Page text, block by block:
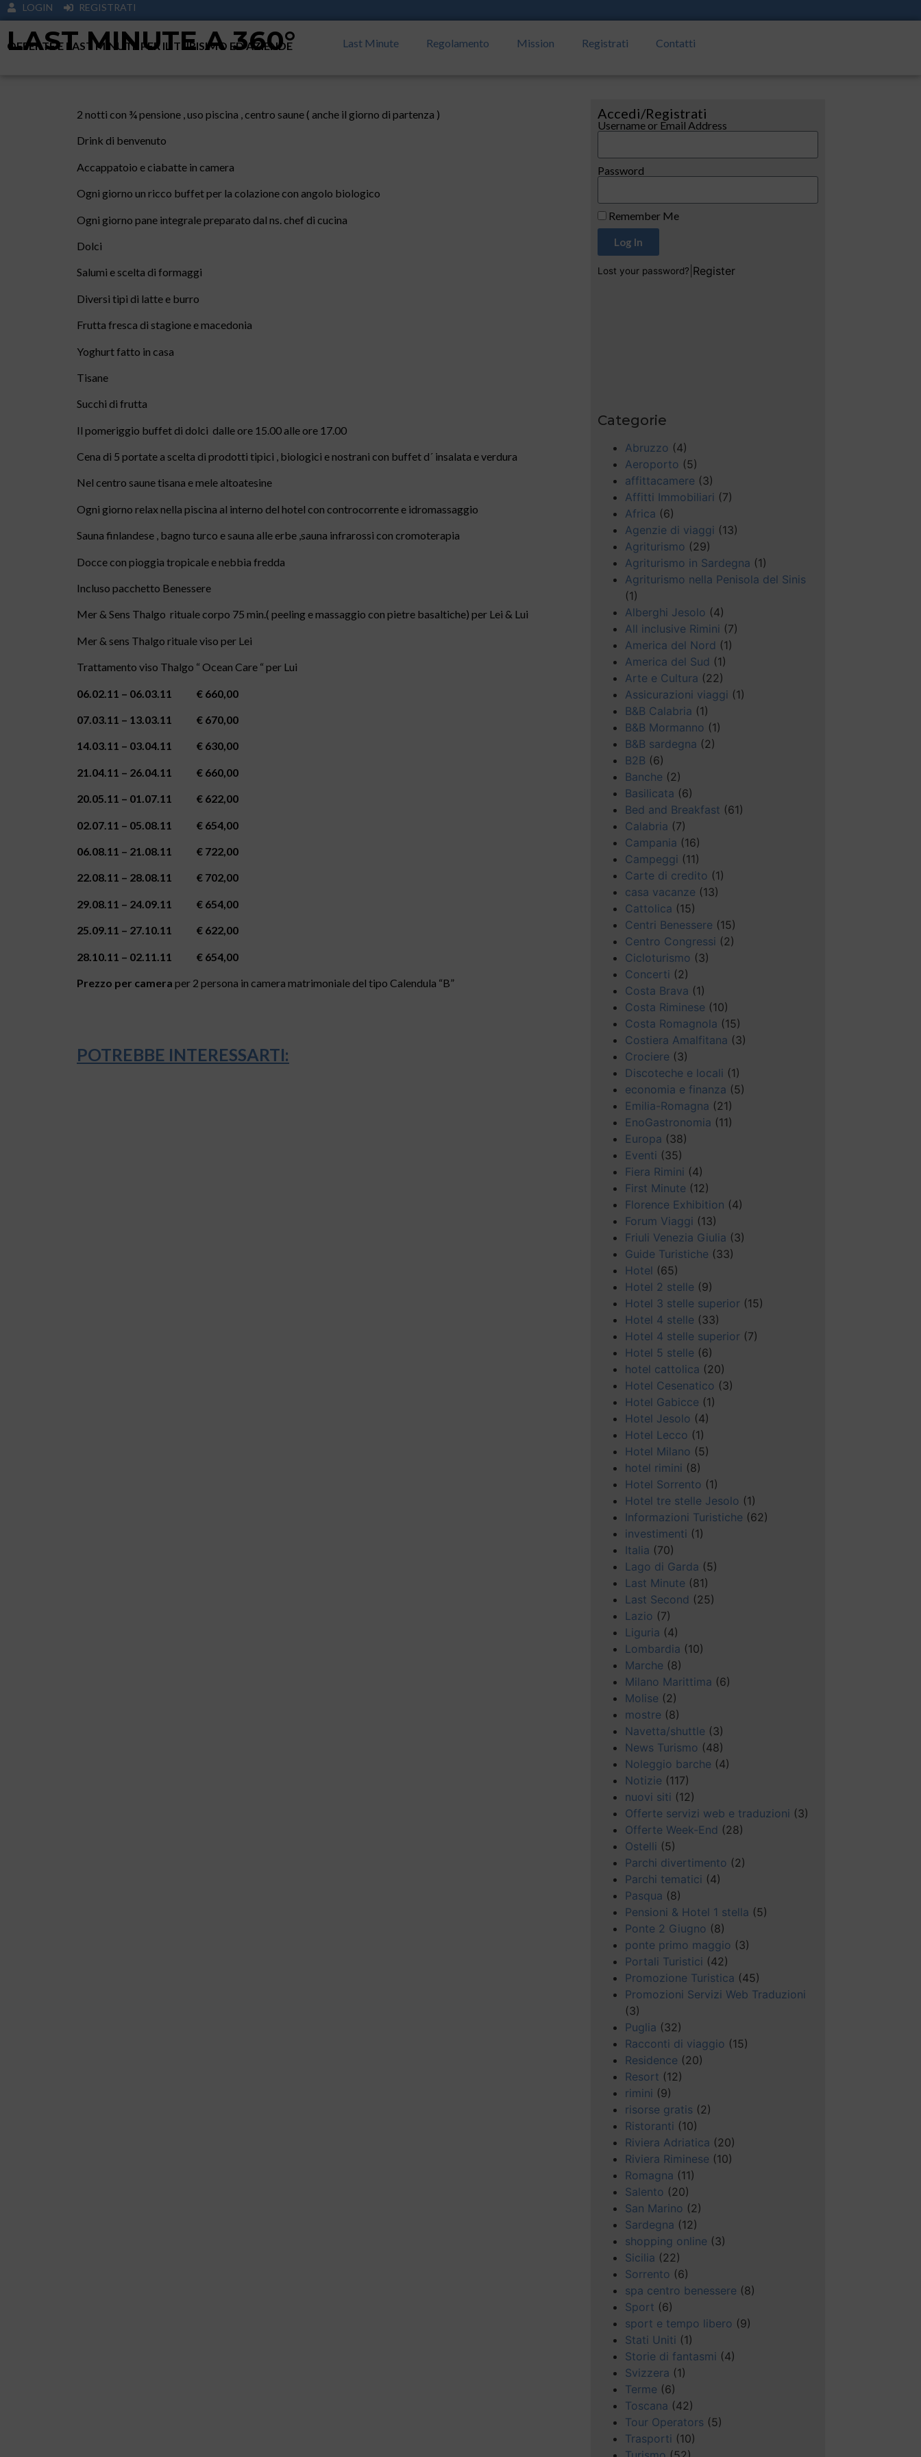
LOGIN REGISTRATI
LAST MINUTE A 360°
OFFERTE E LAST MINUTE PER IL TURISIMO ED AZIENDE Last Minute Regolamento Mission Registrati Contatti
2 notti con ¾ pensione , uso piscina , centro saune ( anche il giorno di partenza )
Drink di benvenuto
Accappatoio e ciabatte in camera
Ogni giorno un ricco buffet per la colazione con angolo biologico
Ogni giorno pane integrale preparato dal ns. chef di cucina
Dolci
Salumi e scelta di formaggi
Diversi tipi di latte e burro
Frutta fresca di stagione e macedonia
Yoghurt fatto in casa
Tisane
Succhi di frutta
Il pomeriggio buffet di dolci dalle ore 15.00 alle ore 17.00
Cena di 5 portate a scelta di prodotti tipici , biologici e nostrani con buffet d´ insalata e verdura
Nel centro saune tisana e mele altoatesine
Ogni giorno relax nella piscina al interno del hotel con controcorrente e idromassaggio
Sauna finlandese , bagno turco e sauna alle erbe ,sauna infrarossi con cromoterapia
Docce con pioggia tropicale e nebbia fredda
Incluso pacchetto Benessere
Mer & Sens Thalgo rituale corpo 75 min.( peeling e massaggio con pietre basaltiche) per Lei & Lui
Mer & sens Thalgo rituale viso per Lei
Trattamento viso Thalgo “ Ocean Care “ per Lui
06.02.11 – 06.03.11 € 660,00
07.03.11 – 13.03.11 € 670,00
14.03.11 – 03.04.11 € 630,00
21.04.11 – 26.04.11 € 660,00
20.05.11 – 01.07.11 € 622,00
02.07.11 – 05.08.11 € 654,00
06.08.11 – 21.08.11 € 722,00
22.08.11 – 28.08.11 € 702,00
29.08.11 – 24.09.11 € 654,00
25.09.11 – 27.10.11 € 622,00
28.10.11 – 02.11.11 € 654,00
Prezzo per camera per 2 persona in camera matrimoniale del tipo Calendula “B”
POTREBBE INTERESSARTI:
Accedi/Registrati
Username or Email Address
Password
Remember Me
Log In
Lost your password? Register
Categorie
Abruzzo (4)
Aeroporto (5)
affittacamere (3)
Affitti Immobiliari (7)
Africa (6)
Agenzie di viaggi (13)
Agriturismo (29)
Agriturismo in Sardegna (1)
Agriturismo nella Penisola del Sinis
(1)
Alberghi Jesolo (4)
All inclusive Rimini (7)
America del Nord (1)
America del Sud (1)
Arte e Cultura (22)
Assicurazioni viaggi (1)
B&B Calabria (1)
B&B Mormanno (1)
B&B sardegna (2)
B2B (6)
Banche (2)
Basilicata (6)
Bed and Breakfast (61)
Calabria (7)
Campania (16)
Campeggi (11)
Carte di credito (1)
casa vacanze (13)
Cattolica (15)
Centri Benessere (15)
Centro Congressi (2)
Cicloturismo (3)
Concerti (2)
Costa Brava (1)
Costa Riminese (10)
Costa Romagnola (15)
Costiera Amalfitana (3)
Crociere (3)
Discoteche e locali (1)
economia e finanza (5)
Emilia-Romagna (21)
EnoGastronomia (11)
Europa (38)
Eventi (35)
Fiera Rimini (4)
First Minute (12)
Florence Exhibition (4)
Forum Viaggi (13)
Friuli Venezia Giulia (3)
Guide Turistiche (33)
Hotel (65)
Hotel 2 stelle (9)
Hotel 3 stelle superior (15)
Hotel 4 stelle (33)
Hotel 4 stelle superior (7)
Hotel 5 stelle (6)
hotel cattolica (20)
Hotel Cesenatico (3)
Hotel Gabicce (1)
Hotel Jesolo (4)
Hotel Lecco (1)
Hotel Milano (5)
hotel rimini (8)
Hotel Sorrento (1)
Hotel tre stelle Jesolo (1)
Informazioni Turistiche (62)
investimenti (1)
Italia (70)
Lago di Garda (5)
Last Minute (81)
Last Second (25)
Lazio (7)
Liguria (4)
Lombardia (10)
Marche (8)
Milano Marittima (6)
Molise (2)
mostre (8)
Navetta/shuttle (3)
News Turismo (48)
Noleggio barche (4)
Notizie (117)
nuovi siti (12)
Offerte servizi web e traduzioni (3)
Offerte Week-End (28)
Ostelli (5)
Parchi divertimento (2)
Parchi tematici (4)
Pasqua (8)
Pensioni & Hotel 1 stella (5)
Ponte 2 Giugno (8)
ponte primo maggio (3)
Portali Turistici (42)
Promozione Turistica (45)
Promozioni Servizi Web Traduzioni
(3)
Puglia (32)
Racconti di viaggio (15)
Residence (20)
Resort (12)
rimini (9)
risorse gratis (2)
Ristoranti (10)
Riviera Adriatica (20)
Riviera Riminese (10)
Romagna (11)
Salento (20)
San Marino (2)
Sardegna (12)
shopping online (3)
Sicilia (22)
Sorrento (6)
spa centro benessere (8)
Sport (6)
sport e tempo libero (9)
Stati Uniti (1)
Storie di fantasmi (4)
Svizzera (1)
Terme (6)
Toscana (42)
Tour Operators (5)
Trasporti (10)